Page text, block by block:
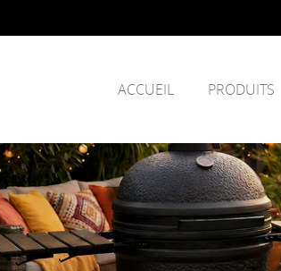
ACCUEIL PRODUITS